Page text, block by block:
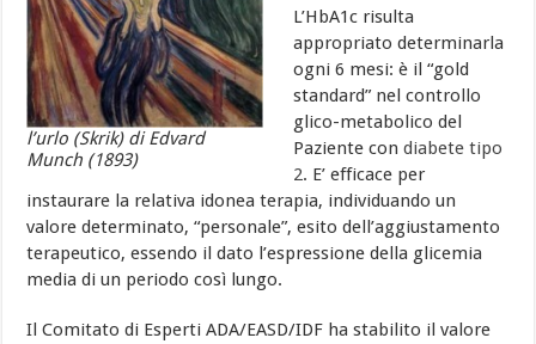
l’urlo (Skrik) di Edvard
Munch (1893)
L’HbA1c risulta
appropriato determinarla
ogni 6 mesi: è il “gold
standard” nel controllo
glico-metabolico del
Paziente condiabete tipo
2. E’ efficace per
instaurare la relativa idonea terapia, individuando un
valore determinato, “personale”, esito dell’aggiustamento
terapeutico, essendo il dato l’espressione della glicemia
media di un periodo così lungo.
Il Comitato di Esperti ADA/EASD/IDF ha stabilito il valore